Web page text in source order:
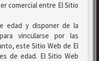
comercial entre El Sitio
edad y disponer de la
vincularse por las
este Sitio Web de El
de edad. El Sitio Web